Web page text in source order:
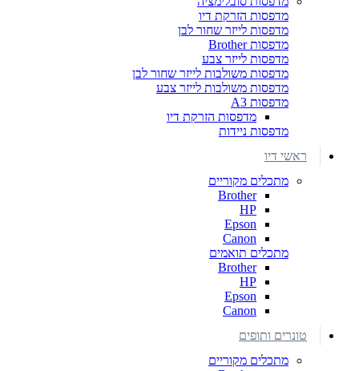
מדפסות הזרקת דיו
מדפסות לייזר שחור לבן
מדפסות Brother
מדפסות לייזר צבע
מדפסות משולבות לייזר שחור לבן
מדפסות משולבות לייזר צבע
מדפסות A3
מדפסות הזרקת דיו
מדפסות ניידות
ראשי דיו
מתכלים מקוריים
Brother
HP
Epson
Canon
מתכלים תואמים
Brother
HP
Epson
Canon
טונרים ותופים
מתכלים מקוריים